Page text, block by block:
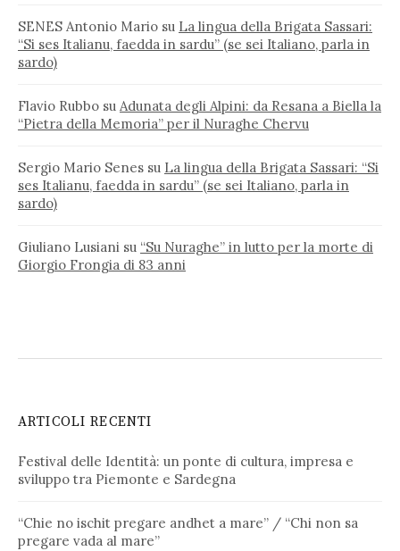
SENES Antonio Mario su La lingua della Brigata Sassari:
“Si ses Italianu, faedda in sardu” (se sei Italiano, parla in
sardo)
Flavio Rubbo su Adunata degli Alpini: da Resana a Biella la
“Pietra della Memoria” per il Nuraghe Chervu
Sergio Mario Senes su La lingua della Brigata Sassari: “Si
ses Italianu, faedda in sardu” (se sei Italiano, parla in
sardo)
Giuliano Lusiani su “Su Nuraghe” in lutto per la morte di
Giorgio Frongia di 83 anni
ARTICOLI RECENTI
Festival delle Identità: un ponte di cultura, impresa e
sviluppo tra Piemonte e Sardegna
“Chie no ischit pregare andhet a mare” / “Chi non sa
pregare vada al mare”